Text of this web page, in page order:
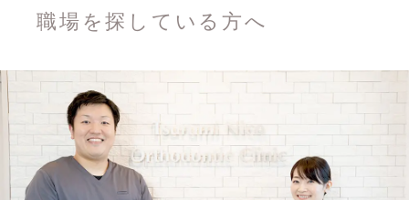
職場を探している方へ